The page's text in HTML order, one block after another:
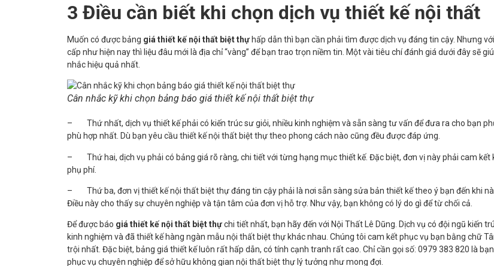
3 Điều cần biết khi chọn dịch vụ thiết kế nội thất
Muốn có được bảng giá thiết kế nội thất biệt thự hấp dẫn thì bạn cần phải tìm được dịch vụ đáng tin cậy. Nhưng
cấp như hiện nay thì liệu đâu mới là địa chỉ “vàng” để bạn trao trọn niềm tin. Một vài tiêu chí đánh giá dưới đây sẽ
nhắc hiệu quả nhất.
Cân nhắc kỹ khi chọn bảng báo giá thiết kế nội thất biệt thự
–
Thứ nhất, dịch vụ thiết kế phải có kiến trúc sư giỏi, nhiều kinh nghiệm và sẵn sàng tư vấn để đưa ra cho bạn
phù hợp nhất. Dù bạn yêu cầu thiết kế nội thất biệt thự theo phong cách nào cũng đều được đáp ứng.
–
Thứ hai, dịch vụ phải có bảng giá rõ ràng, chi tiết với từng hạng mục thiết kế. Đặc biệt, đơn vị này phải cam kết
phụ phí.
–
Thứ ba, đơn vị thiết kế nội thất biệt thự đáng tin cậy phải là nơi sẵn sàng sửa bản thiết kế theo ý bạn đến khi
Điều này cho thấy sự chuyên nghiệp và tận tâm của đơn vị hỗ trợ. Như vậy, bạn không có lý do gì để từ chối cả.
Để được báo giá thiết kế nội thất biệt thựchi tiết nhất, bạn hãy đến với Nội Thất Lê Dũng. Dịch vụ có đội ngũ kiến
kinh nghiệm và đã thiết kế hàng ngàn mẫu nội thất biệt thự khác nhau. Chúng tôi cam kết phục vụ bạn bằng chữ
trội nhất. Đặc biệt, bảng giá thiết kế luôn rất hấp dẫn, có tính cạnh tranh rất cao. Chỉ cần gọi số: 0979 383 820 là
phục vụ chuyên nghiệp để sở hữu không gian nội thất biệt thự lý tưởng như mong đợi.